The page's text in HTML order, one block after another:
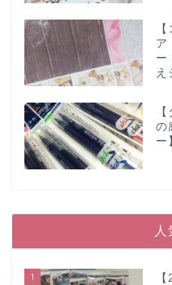
ア
ー
え
の
ー
1